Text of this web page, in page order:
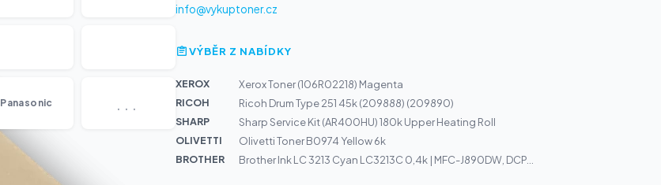
Panasonic ...
info@vykuptoner.cz
VÝBĚR Z NABÍDKY
XEROX
Xerox Toner (106R02218) Magenta
RICOH
Ricoh Drum Type 251 45k (209888) (209890)
SHARP
Sharp Service Kit (AR400HU) 180k Upper Heating Roll
OLIVETTI
Olivetti Toner B0974 Yellow 6k
BROTHER
Brother Ink LC 3213 Cyan LC3213C 0,4k | MFC-J890DW, DCP...